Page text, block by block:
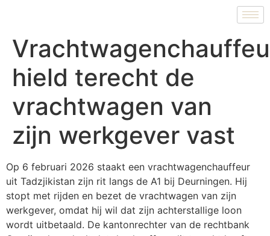
hield terecht de
vrachtwagen van
zijn werkgever vast
Op 6 februari 2026 staakt een vrachtwagenchauffeur
uit Tadzjikistan zijn rit langs de A1 bij Deurningen. Hij
stopt met rijden en bezet de vrachtwagen van zijn
werkgever, omdat hij wil dat zijn achterstallige loon
wordt uitbetaald. De kantonrechter van de rechtbank